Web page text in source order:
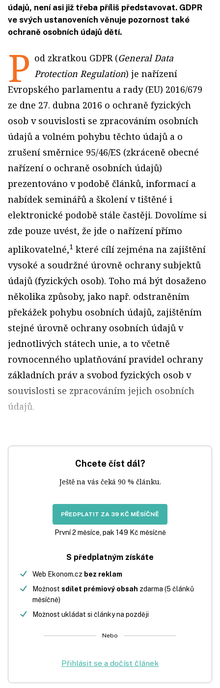
údajů, není asi již třeba příliš představovat. GDPR
ve svých ustanoveních věnuje pozornost také
ochraně osobních údajů dětí.
P od zkratkou GDPR (General Data
Protection Regulation) je nařízení
Evropského parlamentu a rady (EU) 2016/679
ze dne 27. dubna 2016 o ochraně fyzických
osob v souvislosti se zpracováním osobních
údajů a volném pohybu těchto údajů a o
zrušení směrnice 95/46/ES (zkráceně obecné
nařízení o ochraně osobních údajů)
prezentováno v podobě článků, informací a
nabídek seminářů a školení v tištěné i
elektronické podobě stále častěji. Dovolíme si
zde pouze uvést, že jde o nařízení přímo
aplikovatelné,1 které cílí zejména na zajištění
vysoké a soudržné úrovně ochrany subjektů
údajů (fyzických osob). Toho má být dosaženo
několika způsoby, jako např. odstraněním
překážek pohybu osobních údajů, zajištěním
stejné úrovně ochrany osobních údajů v
jednotlivých státech unie, a to včetně
rovnocenného uplatňování pravidel ochrany
základních práv a svobod fyzických osob v
souvislosti se zpracováním jejich osobních
údajů.
Chcete číst dál?
Ještě na vás čeká 90 % článku.
PŘEDPLATIT ZA 39 KČ MĚSÍČNĚ
První 2 měsíce, pak 149 Kč měsíčně
S předplatným získáte
Web Ekonom.cz bez reklam
Možnost sdílet prémiový obsah zdarma (5 článků
měsíčně)
Možnost ukládat si články na později
Nebo
Přihlásit se a dočíst článek